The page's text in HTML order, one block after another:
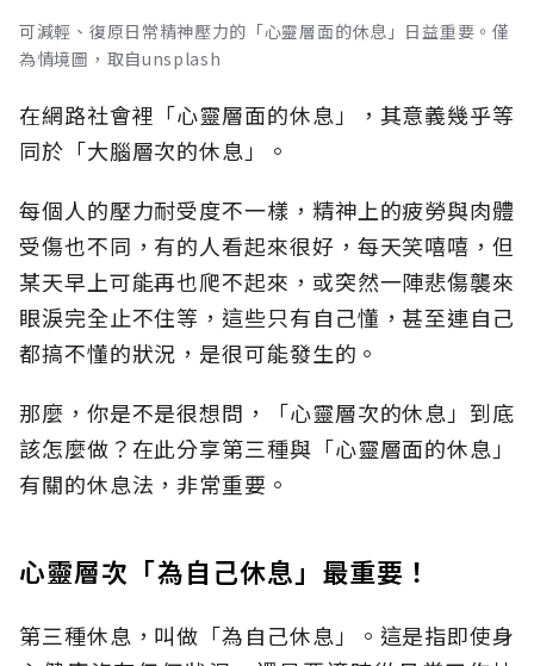
可減輕、復原日常精神壓力的「心靈層面的休息」日益重要。僅
為情境圖，取自unsplash
在網路社會裡「心靈層面的休息」，其意義幾乎等
同於「大腦層次的休息」。
每個人的壓力耐受度不一樣，精神上的疲勞與肉體
受傷也不同，有的人看起來很好，每天笑嘻嘻，但
某天早上可能再也爬不起來，或突然一陣悲傷襲來
眼淚完全止不住等，這些只有自己懂，甚至連自己
都搞不懂的狀況，是很可能發生的。
那麼，你是不是很想問，「心靈層次的休息」到底
該怎麼做？在此分享第三種與「心靈層面的休息」
有關的休息法，非常重要。
心靈層次「為自己休息」最重要！
第三種休息，叫做「為自己休息」。這是指即使身